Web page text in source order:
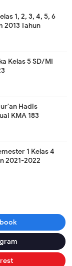
1, 2, 3, 4, 5, 6
2013 Tahun
Kelas 5 SD/MI
Hadis
KMA 183
1 Kelas 4
2021-2022